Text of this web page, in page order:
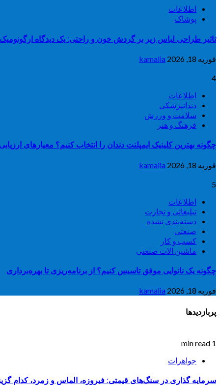
اطلاعات
پوشاک
تاثیر طراحی لباس زیر بر گردش خون و راحتی: یک دیدگاه ارگونومیک
فوریه 18, 2026 kamalia
4
اطلاعات
دندانپزشکی
سلامت و ورزش
فرهنگ و هنر
چگونه بهترین کلینیک ایمپلنت دندان را انتخاب کنیم؟ معیارهای
فوریه 18, 2026 kamalia
5
اطلاعات
تبلیغاتی و تجارت
دسته‌بندی نشده
صنعتی
کسب و کار
ماشین الات صنعتی
چگونه یک نانوایی موفق تاسیس کنیم؟ از برنامه‌ریزی تا بهره‌برداری
فوریه 18, 2026 kamalia
پربازدیدها
1 min read
جواهرات
سرمایه گذاری در سنگ‌های قیمتی: فیروزه، الماس و زمرد، کدام